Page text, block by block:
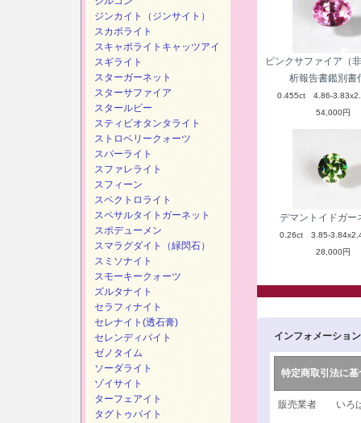
ピンクサファイア（
析報告書鑑別書
0.455ct 4.86-
54,000円
デマントイドガー
0.26ct 3.85-
28,000円
インフォメーション
特定商取引法に基
販売業者 いろ
ジンカイト（ジンサイト）
スカポライト
スキャポライトキャッツアイ
スギライト
スターガーネット
スターサファイア
スタールビー
スティビオタンタライト
ストロベリークォーツ
スパーライト
スファレライト
スフィーン
スペクトロライト
スペサルタイトガーネット
スポデューメン
スマラグダイト（緑閃石）
スミソナイト
スモーキークォーツ
ズルタナイト
セラフィナイト
セレナイト(透石膏)
セレンディバイト
ゼノタイム
ソーダライト
ゾイサイト
ターフェアイト
タグトゥパイト